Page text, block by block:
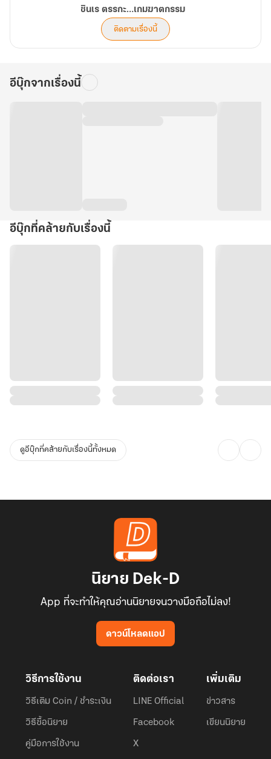
ชินเร ตรรกะ…เกมฆาตกรรม
ติดตามเรื่องนี้
อีบุ๊กจากเรื่องนี้
อีบุ๊กที่คล้ายกับเรื่องนี้
ดูอีบุ๊กที่คล้ายกับเรื่องนี้ทั้งหมด
นิยาย Dek-D
App ที่จะทำให้คุณอ่านนิยายจนวางมือถือไม่ลง!
ดาวน์โหลดแอป
วิธีการใช้งาน
วิธีเติม Coin / ชำระเงิน
วิธีซื้อนิยาย
คู่มือการใช้งาน
ติดต่อเรา
LINE Official
Facebook
X
เพิ่มเติม
ข่าวสาร
เขียนนิยาย